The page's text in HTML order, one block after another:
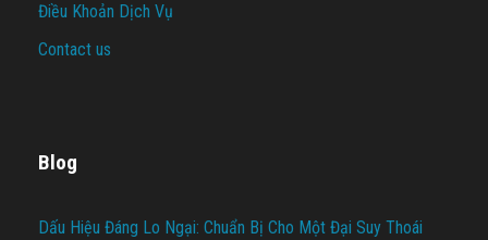
Điều Khoản Dịch Vụ
Contact us
Blog
Dấu Hiệu Đáng Lo Ngại: Chuẩn Bị Cho Một Đại Suy Thoái